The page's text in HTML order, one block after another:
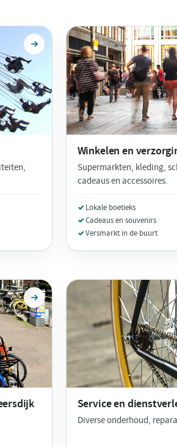
Winkelen en
Supermarkten, kleding,
cadeaus en accessoires.
Lokale boetieks
Cadeaus en souvenirs
Versmarkt in de buurt
Service en
Diverse onderhoud,